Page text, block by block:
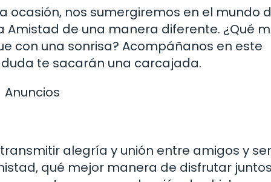
ocasión, nos sumergiremos en el mundo
de una manera diferente. ¿Qué
con una sonrisa? Acompáñanos en este
te sacarán una carcajada.
Anuncios
alegría y unión entre amigos y
qué mejor manera de disfrutar